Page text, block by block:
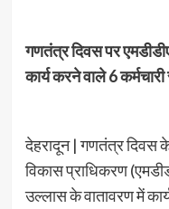
गणतंत्र दिवस पर
कार्य करने वाले 6 कर्मचारी
देहरादून | गणतंत्र दिवस
विकास प्राधिकरण
उल्लास के वातावरण में